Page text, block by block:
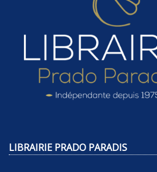
LIBRAIRIE PRADO PARADIS